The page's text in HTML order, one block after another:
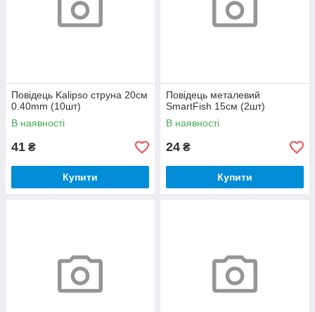
Повідець Kalipso струна 20см
0.40mm (10шт)
В наявності
41 ₴
Купити
Повідець металевий
SmartFish 15см (2шт)
В наявності
24 ₴
Купити